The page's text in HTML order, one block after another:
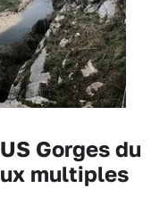
Gorges du
multiples